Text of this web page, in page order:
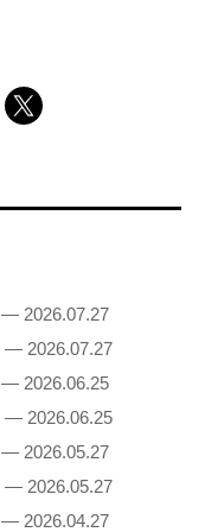
— 2026.07.27
— 2026.07.27
— 2026.06.25
— 2026.06.25
— 2026.05.27
— 2026.05.27
— 2026.04.27